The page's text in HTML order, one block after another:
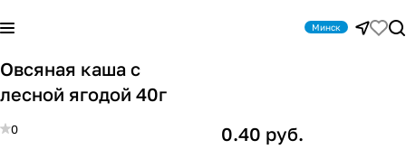
Минск
Овсяная каша с
лесной ягодой 40г
0 0.40 руб.